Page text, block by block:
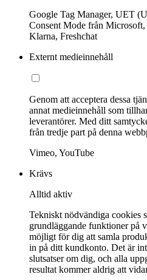
Google Tag Manager, UET
Consent Mode från
Klarna, Freshchat
Externt medieinnehåll
Genom att acceptera dessa
annat medieinnehåll som
leverantörer. Med ditt
från tredje part på denna
Vimeo, YouTube
Krävs
Alltid aktiv
Tekniskt nödvändiga cookies
grundläggande funktioner på
möjligt för dig att samla
in på ditt kundkonto. Det är
slutsatser om dig, och alla
resultat kommer aldrig att